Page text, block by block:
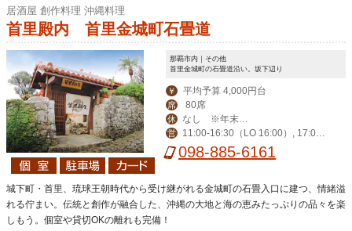
居酒屋 創作料理 沖縄料理
首里殿内 首里金城町石畳道
那覇市内｜その他
首里金城町の石畳道沿い。坂下辺り
￥ 平均予算 4,000円台
席 80席
休
始も休まず営業
営
11:00-16:30（LO 16:00）, 17:00-
0:00（LO 23:00）
098-885-6161
城下町・首里、琉球王朝時代から受け継がれる金城町の石畳入口に建つ、情緒溢
れる佇まい。伝統と創作が融合した、沖縄の大地と海の恵みたっぷりの品々を楽
しもう。個室や貸切OKの離れも完備！